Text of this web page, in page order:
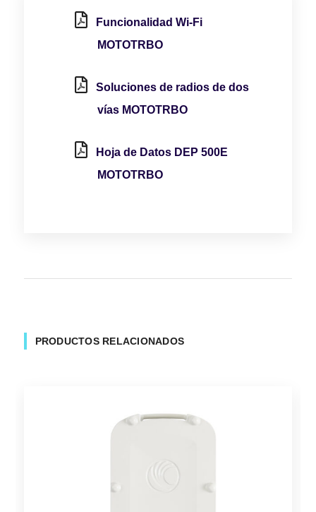
Funcionalidad Wi-Fi
MOTOTRBO
Soluciones de radios de dos
vías MOTOTRBO
Hoja de Datos DEP 500E
MOTOTRBO
PRODUCTOS RELACIONADOS